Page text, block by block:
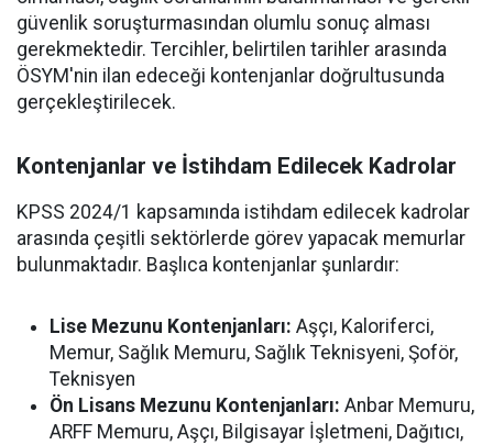
güvenlik soruşturmasından olumlu sonuç alması
gerekmektedir. Tercihler, belirtilen tarihler arasında
ÖSYM'nin ilan edeceği kontenjanlar doğrultusunda
gerçekleştirilecek.
Kontenjanlar ve İstihdam Edilecek Kadrolar
KPSS 2024/1 kapsamında istihdam edilecek kadrolar
arasında çeşitli sektörlerde görev yapacak memurlar
bulunmaktadır. Başlıca kontenjanlar şunlardır:
Lise Mezunu Kontenjanları: Aşçı, Kaloriferci,
Memur, Sağlık Memuru, Sağlık Teknisyeni, Şoför,
Teknisyen
Ön Lisans Mezunu Kontenjanları: Anbar Memuru,
ARFF Memuru, Aşçı, Bilgisayar İşletmeni, Dağıtıcı,